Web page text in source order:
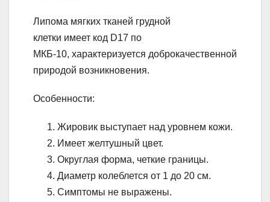
Липома мягких тканей грудной
клетки имеет код D17 по
МКБ-10, характеризуется доброкачественной
природой возникновения.
Особенности:
Жировик выступает над уровнем кожи.
Имеет желтушный цвет.
Округлая форма, четкие границы.
Диаметр колеблется от 1 до 20 см.
Симптомы не выражены.